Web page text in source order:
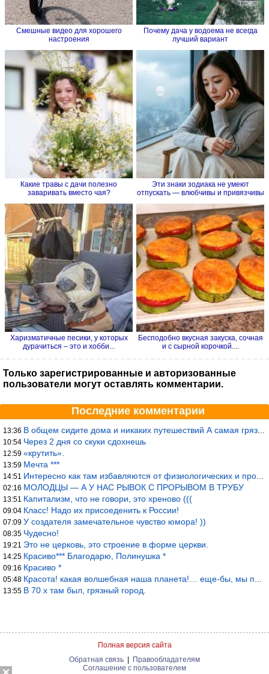
Смешные видео для хорошего
настроения
Почему дача у водоема не всегда
лучший вариант
Какие травы с дачи полезно
заваривать вместо чая?
Эти знаки зодиака не умеют
отпускать — влюбчивы и привязчивы
Харизматичные песики, у которых
дурачиться – это и хобби...
Бесподобно вкусная закуска, сочная
и с сырной корочкой....
Только зарегистрированные и авторизованные
пользователи могут оставлять комментарии.
Последние комментарии
13:36 В общем сидите дома и никаких путешествий А самая грязная в от
10:54 Через 2 дня со скуки сдохнешь
12:59 «крутить».
13:59 Мечта ***
14:51 Интересно как там избавляются от физиологических и прочих отходо
02:16 МОЛОДЦЫ — А У НАС РЫВОК С ПРОРЫВОМ В ТРУБУ
13:51 Капитализм, что не говори, это хреново (((
09:04 Класс! Надо их присоеденить к России!
07:09 У создателя замечательное чувство юмора! ))
08:35 Чудесно!
19:21 Это не церковь, это строение в форме церкви.
14:25 Красиво*** Благодарю, Полинушка *
09:16 Красиво *
05:48 Красота! какая волшебная наша планета!… еще-бы, мы понимали это…
13:55 В 70 х там был, грязный город.
Полная версия сайта
Обратная связь | Правообладателям
Соглашение с пользователем